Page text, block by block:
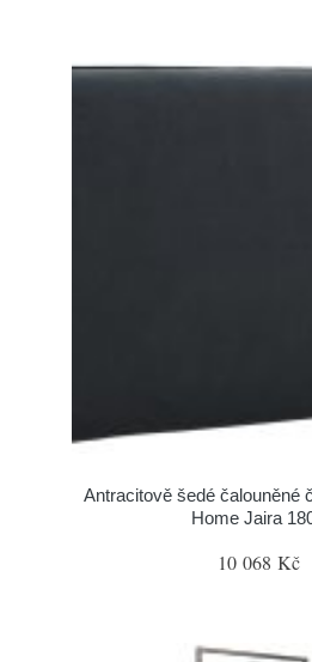
Antracitově šedé čalouněné
Home Jaira
10 068 Kč